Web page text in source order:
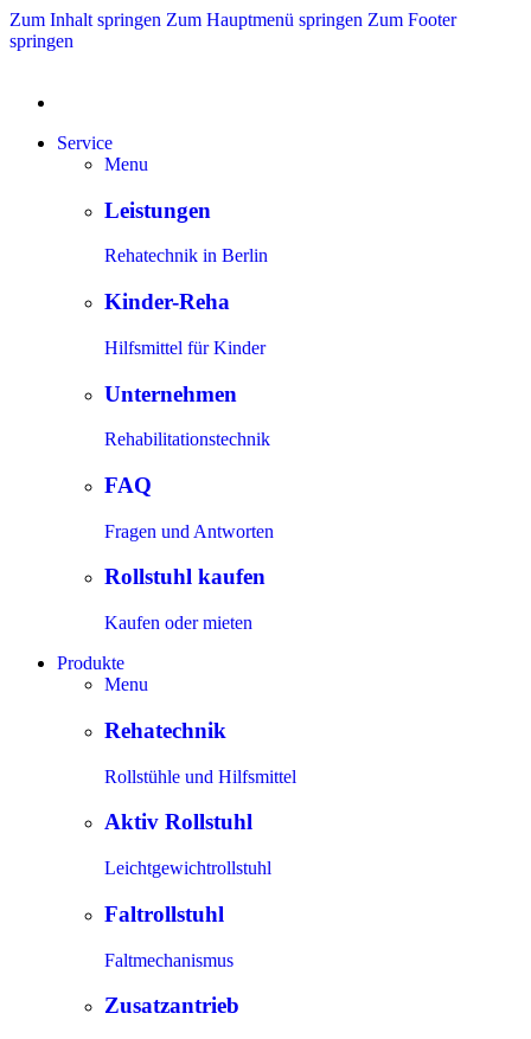
Zum Inhalt springen Zum Hauptmenü springen Zum Footer
springen
Service
Menu
Leistungen
Rehatechnik in Berlin
Kinder-Reha
Hilfsmittel für Kinder
Unternehmen
Rehabilitationstechnik
FAQ
Fragen und Antworten
Rollstuhl kaufen
Kaufen oder mieten
Produkte
Menu
Rehatechnik
Rollstühle und Hilfsmittel
Aktiv Rollstuhl
Leichtgewichtrollstuhl
Faltrollstuhl
Faltmechanismus
Zusatzantrieb